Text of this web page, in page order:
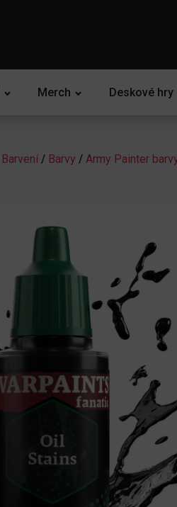
Merch Deskové hry
Barvení / Barvy / Army Painter